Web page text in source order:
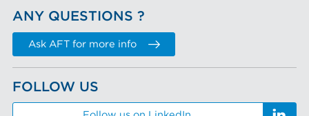
ANY QUESTIONS ?
Ask AFT for more info
FOLLOW US